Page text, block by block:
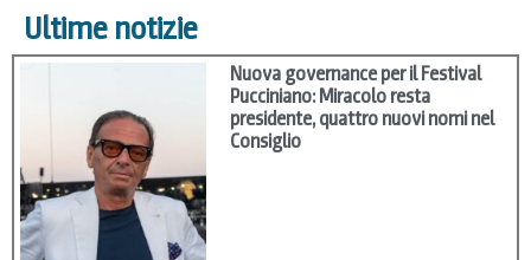
Ultime notizie
Nuova governance per il Festival
Pucciniano: Miracolo resta
presidente, quattro nuovi nomi nel
Consiglio